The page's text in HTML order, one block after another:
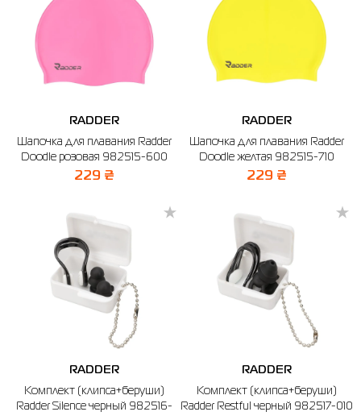
RADDER
Шапочка для плавания Radder
Doodle розовая 982515-600
229 ₴
RADDER
Шапочка для плавания Radder
Doodle желтая 982515-710
229 ₴
RADDER
Комплект (клипса+беруши)
Radder Silence черный 982516-
RADDER
Комплект (клипса+беруши)
Radder Restful черный 982517-010